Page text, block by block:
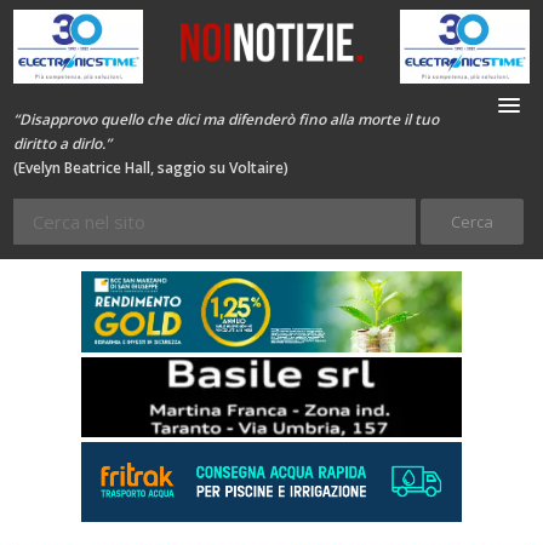
“Disapprovo quello che dici ma difenderò fino alla morte il tuo
diritto a dirlo.”
(Evelyn Beatrice Hall, saggio su Voltaire)